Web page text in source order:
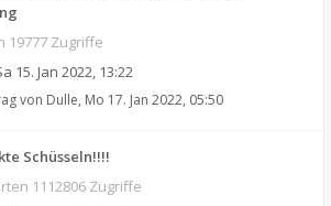
19777 Zugriffe
15. Jan 2022, 13:22
von Dulle, Mo 17. Jan 2022, 05:50
Schüsseln!!!!
1112806 Zugriffe